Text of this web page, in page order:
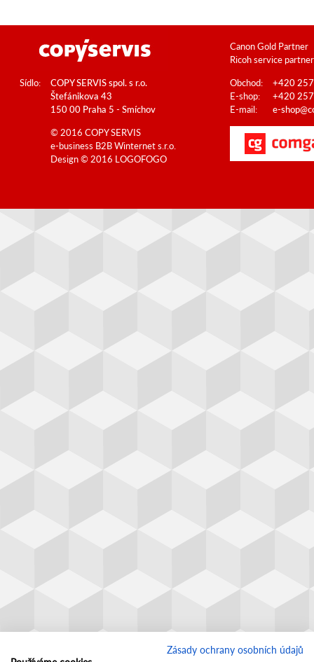
Canon Gold Partner
Ricoh service partner
Sídlo:
COPY SERVIS spol. s r.o.
Štefánikova 43
150 00 Praha 5 - Smíchov
Obchod:
+420
E-shop:
+420
E-mail:
e-
© 2016 COPY SERVIS
e-business B2BWinternet s.r.o.
Design © 2016 LOGOFOGO
Zásady ochrany osobních údajů